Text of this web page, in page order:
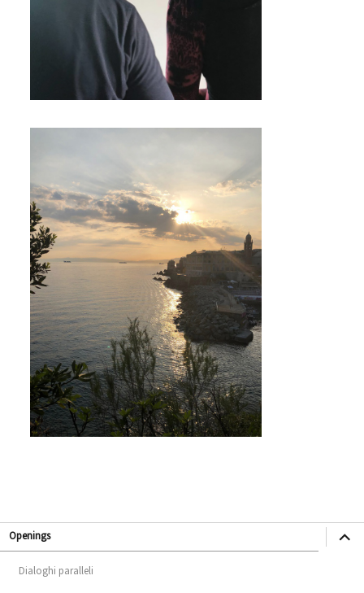
Openings
apri
i
Dialoghi paralleli